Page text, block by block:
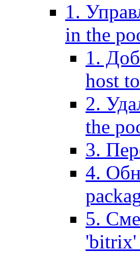
1.
in the
1.
host
2.
the
3.
4.
5.
'bitrix'